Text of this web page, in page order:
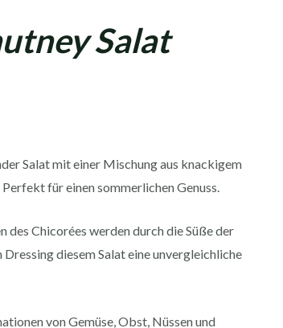
Salat
Salat mit einer Mischung aus knackigem
für einen sommerlichen Genuss.
Chicorées werden durch die Süße der
diesem Salat eine unvergleichliche
von Gemüse, Obst, Nüssen und